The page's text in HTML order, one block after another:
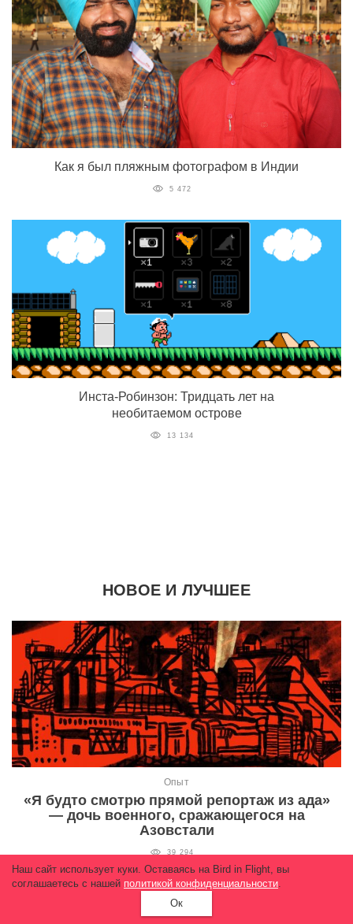
Как я был пляжным фотографом в Индии
5 472
Инста-Робинзон: Тридцать лет на
необитаемом острове
13 134
НОВОЕ И ЛУЧШЕЕ
Опыт
«Я будто смотрю прямой репортаж из ада»
— дочь военного, сражающегося на
Азовстали
39 294
Наш сайт использует куки. Оставаясь на Bird in Flight, вы
соглашаетесь с нашей политикой конфиденциальности.
Ок